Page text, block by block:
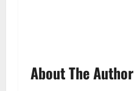
About The Author